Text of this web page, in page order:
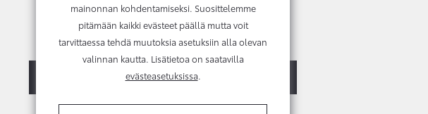
Kysy lisätietoja tai vaihtotarjousta
Myyjien yhteystiedot
mainonnan kohdentamiseksi. Suosittelemme
pitämään kaikki evästeet päällä mutta voit
tarvittaessa tehdä muutoksia asetuksiin alla olevan
valinnan kautta. Lisätietoa on saatavilla
evästeasetuksissa.